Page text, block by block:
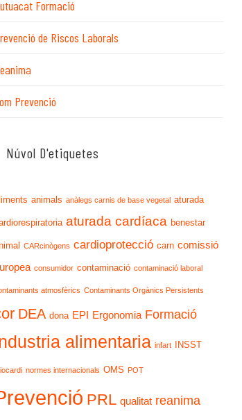
Formació
de Riscos Laborals
Prevenció
Núvol D'etiquetes
animals anàlegs carnis de base vegetal aturada
aturada cardíaca benestar
CARcinògens cardioprotecció carn comissió
consumidor contaminació contaminació laboral
atmosfèrics Contaminants Orgànics Persistents
DEA dona EPI Ergonomia Formació
alimentaria infart INSST
normes internacionals OMS POT
PRL qualitat reanima